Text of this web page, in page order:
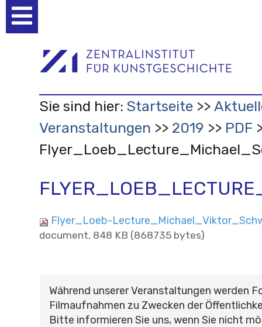
Werkzeuge
Sie sind hier: Startseite
Veranstaltungen
2019
PDF
Flyer_Loeb-
document, 848 KB (868735 bytes)
Während unserer Veranstaltungen werden
Filmaufnahmen zu Zwecken der
Bitte informieren Sie uns, wenn Sie nicht